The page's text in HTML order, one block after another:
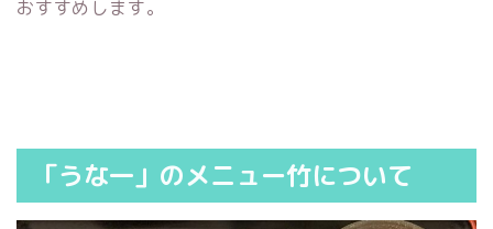
おすすめします。
「うな一」のメニュー竹について